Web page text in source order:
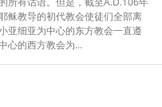
稣教导的初代教会使徒们全部离
亚细亚为中心的东方教会一直遵
心的西方教会为...